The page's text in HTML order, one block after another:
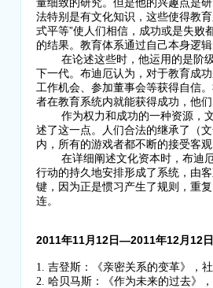
量细致的研究。但是他的兴趣点是
法特别是有文化知识，这些使得教
式平等”使人们相信，成功或是失败
的结果。教育体系通过自己本身逻
在论述这些时，他运用的是阶级
下一代。布迪厄认为，对于教育成
工作机会、参加董事会等获得自信
者在教育系统内就能获得成功，他
作为权力和成功的一种资源，文
述了这一点。人们合法的继承了（
内，所有的游戏者都不断的接受客
在详细阐述文化资本时，布迪厄
行动的持久地安排形成了系统，由
键，因为正是惯习产生了规则，重
连。
2011年11月12日—2011年12月12
1. 吉登斯：《亲密关系的变革》，
2. 哈贝马斯：《作为未来的过去》